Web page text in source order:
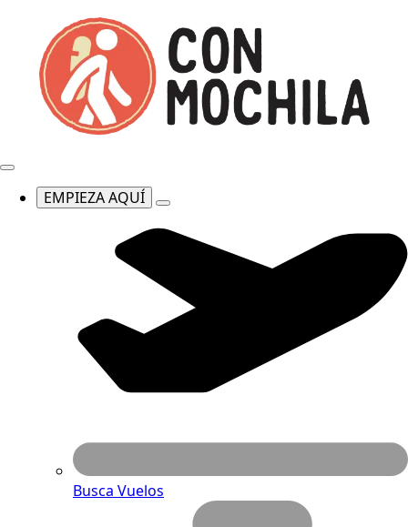
EMPIEZA AQUÍ
Busca Vuelos